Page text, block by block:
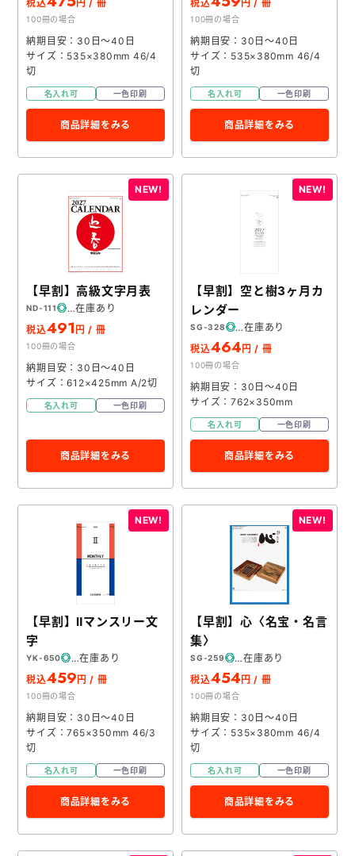
税込
円 / 冊
100冊の場合
納期目安：30日～40日
サイズ：535×380mm 46/4
切
名入れ可 一色印刷
商品詳細をみる
税込
円 / 冊
100冊の場合
納期目安：30日～40日
サイズ：535×380mm 46/4
切
名入れ可 一色印刷
商品詳細をみる
【早割】高級文字月表
ND-111
在庫あり
税込491 円 / 冊
100冊の場合
納期目安：30日～40日
サイズ：612×425mm A/2切
名入れ可 一色印刷
商品詳細をみる
【早割】空と樹3ヶ月カ
レンダー
SG-328
在庫あり
税込464 円 / 冊
100冊の場合
納期目安：30日～40日
サイズ：762×350mm
名入れ可 一色印刷
商品詳細をみる
【早割】Ⅱマンスリー文
字
YK-650
在庫あり
税込459 円 / 冊
100冊の場合
納期目安：30日～40日
サイズ：765×350mm 46/3
切
名入れ可 一色印刷
商品詳細をみる
【早割】心〈名宝・名言
集〉
SG-259
在庫あり
税込454 円 / 冊
100冊の場合
納期目安：30日～40日
サイズ：535×380mm 46/4
切
名入れ可 一色印刷
商品詳細をみる